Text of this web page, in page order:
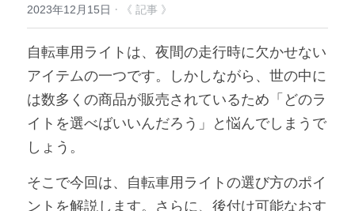
製品関連資料
製品登録
ユーザークラブ
アンバサダー募集
検索
2023年12月15日 · 《 記事 》
自転車用ライトは、夜間の走行時に欠かせない
アイテムの一つです。しかしながら、世の中に
は数多くの商品が販売されているため「どのラ
イトを選べばいいんだろう」と悩んでしまうで
しょう。
そこで今回は、自転車用ライトの選び方のポイ
ントを解説します。さらに、後付け可能なおす